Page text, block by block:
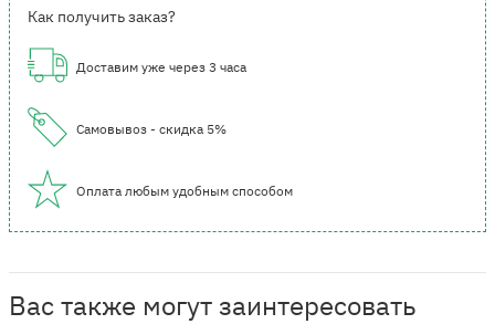
Как получить заказ?
Доставим уже через 3 часа
Самовывоз - скидка 5%
Оплата любым удобным способом
Вас также могут заинтересовать